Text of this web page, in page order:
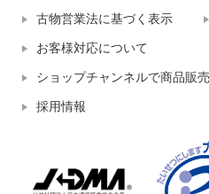
古物営業法に基づく表示
お客様対応について
ショップチャンネルで商品販
採用情報